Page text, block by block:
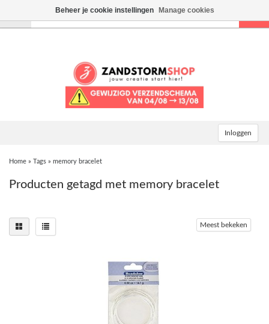
Inloggen
Home » Tags » memory bracelet
Producten getagd met memory bracelet
Meest bekeken
Beheer je cookie instellingen Manage cookies